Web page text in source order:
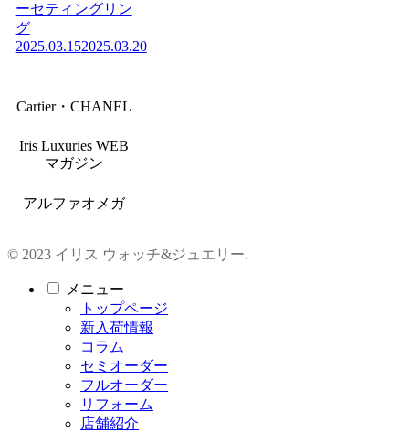
ーセティングリン
グ
2025.03.152025.03.20
Cartier・CHANEL
Iris Luxuries WEB
マガジン
アルファオメガ
© 2023 イリス ウォッチ&ジュエリー.
メニュー
トップページ
新入荷情報
コラム
セミオーダー
フルオーダー
リフォーム
店舗紹介